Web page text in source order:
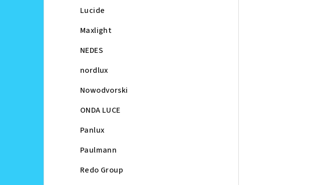
Lucide
Maxlight
NEDES
nordlux
Nowodvorski
ONDA LUCE
Panlux
Paulmann
Redo Group